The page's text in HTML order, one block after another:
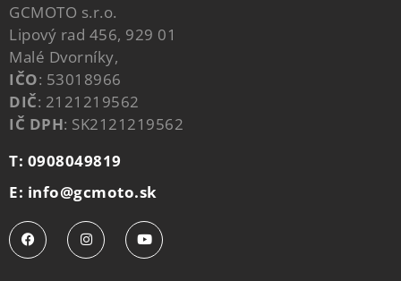
GCMOTO s.r.o.
Lipový rad 456, 929 01
Malé Dvorníky,
IČO: 53018966
DIČ: 2121219562
IČ DPH: SK2121219562
T: 0908049819
E: info@gcmoto.sk